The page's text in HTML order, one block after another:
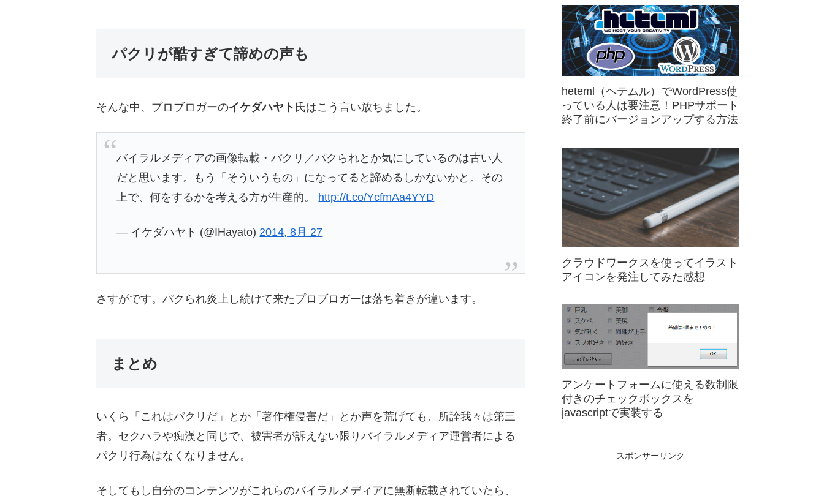
パクリが酷すぎて諦めの声も
そんな中、プロブロガーのイケダハヤト 氏はこう言い放ちました。
バイラルメディアの画像転載・パクリ／パクられとか気にしているのは古い人
だと思います。もう「そういうもの」になってると諦めるしかないかと。その
上で、何をするかを考える方が生産的。 http://t.co/YcfmAa4YYD
— イケダハヤト (@IHayato) 2014, 8月 27
さすがです。パクられ炎上し続けて来たプロブロガーは落ち着きが違います。
まとめ
いくら「これはパクリだ」とか「著作権侵害だ」とか声を荒げても、所詮我々は第三
者。セクハラや痴漢と同じで、被害者が訴えない限りバイラルメディア運営者による
パクリ行為はなくなりません。
そしてもし自分のコンテンツがこれらのバイラルメディアに無断転載されていたら、
heteml（ヘテムル）でWordPress使
っている人は要注意！PHPサポート
終了前にバージョンアップする方法
クラウドワークスを使ってイラスト
アイコンを発注してみた感想
アンケートフォームに使える数制限
付きのチェックボックスを
javascriptで実装する
スポンサーリンク